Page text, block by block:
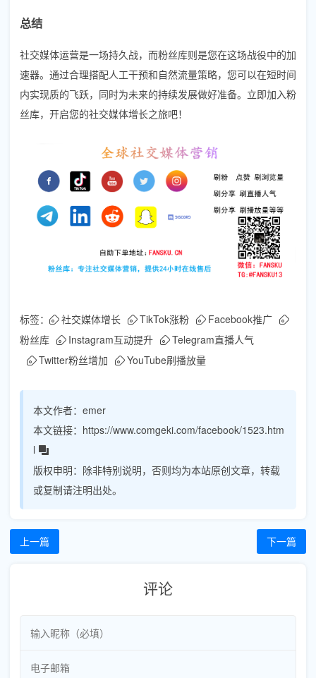
总结
社交媒体运营是一场持久战，而粉丝库则是您在这场战役中的加
速器。通过合理搭配人工干预和自然流量策略，您可以在短时间
内实现质的飞跃，同时为未来的持续发展做好准备。立即加入粉
丝库，开启您的社交媒体增长之旅吧！
标签： 社交媒体增长 TikTok涨粉
Facebook推广
粉丝库
Instagram互动提升
Telegram直播人气
Twitter粉丝增加
YouTube刷播放量
本文作者： emer
本文链接： https://www.comgeki.com/facebook/1523.htm
l
版权申明： 除非特别说明，否则均为本站原创文章，转载
或复制请注明出处。
上一篇 下一篇
评论